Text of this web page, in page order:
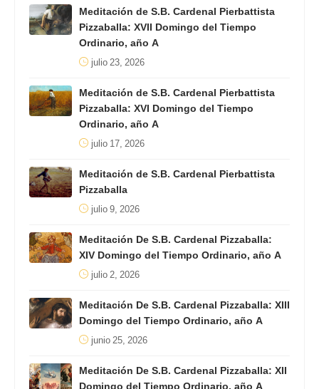
Meditación de S.B. Cardenal Pierbattista
Pizzaballa: XVII Domingo del Tiempo
Ordinario, año A
julio 23, 2026
Meditación de S.B. Cardenal Pierbattista
Pizzaballa: XVI Domingo del Tiempo
Ordinario, año A
julio 17, 2026
Meditación de S.B. Cardenal Pierbattista
Pizzaballa
julio 9, 2026
Meditación De S.B. Cardenal Pizzaballa:
XIV Domingo del Tiempo Ordinario, año A
julio 2, 2026
Meditación De S.B. Cardenal Pizzaballa: XIII
Domingo del Tiempo Ordinario, año A
junio 25, 2026
Meditación De S.B. Cardenal Pizzaballa: XII